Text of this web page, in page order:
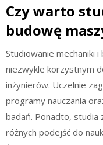
Czy warto
budowę
Studiowanie mechaniki
niezwykle korzystnym
inżynierów. Uczelnie
programy nauczania
badań. Ponadto, studia
różnych podejść do